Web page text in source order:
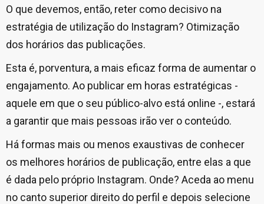
O que devemos, então, reter como decisivo na
estratégia de utilização do Instagram? Otimização
dos horários das publicações.
Esta é, porventura, a mais eficaz forma de aumentar o
engajamento. Ao publicar em horas estratégicas -
aquele em que o seu público-alvo está online -, estará
a garantir que mais pessoas irão ver o conteúdo.
Há formas mais ou menos exaustivas de conhecer
os melhores horários de publicação, entre elas a que
é dada pelo próprio Instagram. Onde? Aceda ao menu
no canto superior direito do perfil e depois selecione